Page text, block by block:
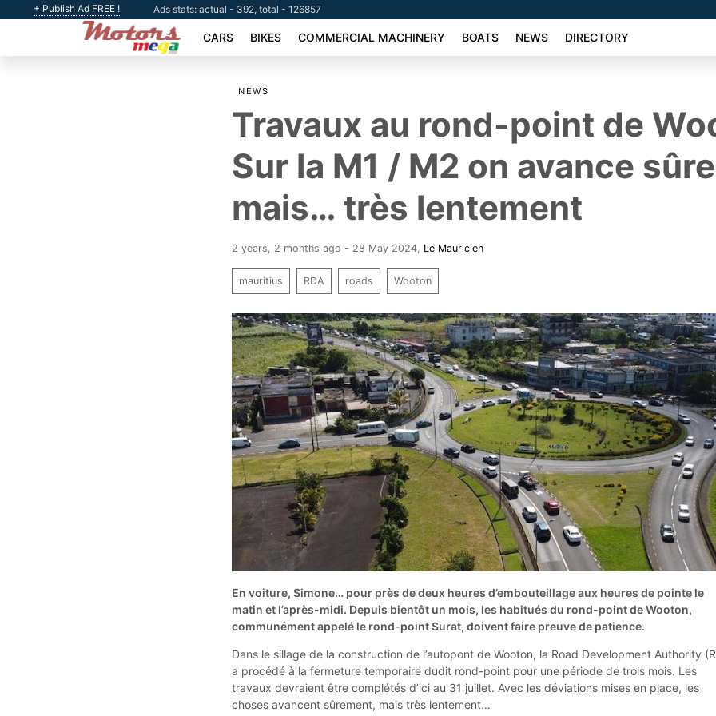
+ Publish Ad FREE ! Ads stats: actual - 392, total - 126857
CARS BIKES COMMERCIAL MACHINERY BOATS NEWS DIRECTORY
NEWS
Travaux au rond-point de
Sur la M1 / M2 on avance
mais… très lentement
2 years, 2 months ago - 28 May 2024 Le Mauricien
mauritius RDA roads Wooton
En voiture, Simone… pour près de deux heures d’embouteillage aux heures de pointe le
matin et l’après-midi. Depuis bientôt un mois, les habitués du rond-point de Wooton,
communément appelé le rond-point Surat, doivent faire preuve de patience.
Dans le sillage de la construction de l’autopont de Wooton, la Road Development Authority
a procédé à la fermeture temporaire dudit rond-point pour une période de trois mois. Les
travaux devraient être complétés d’ici au 31 juillet. Avec les déviations mises en place, les
choses avancent sûrement, mais très lentement…